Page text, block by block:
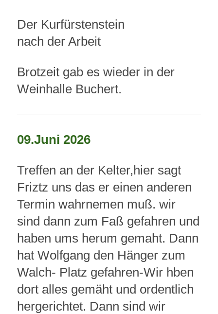
Der Kurfürstenstein
nach der Arbeit
Brotzeit gab es wieder in der
Weinhalle Buchert.
09.Juni 2026
Treffen an der Kelter,hier sagt
Friztz uns das er einen anderen
Termin wahrnemen muß. wir
sind dann zum Faß gefahren und
haben ums herum gemaht. Dann
hat Wolfgang den Hänger zum
Walch- Platz gefahren-Wir hben
dort alles gemäht und ordentlich
hergerichtet. Dann sind wir